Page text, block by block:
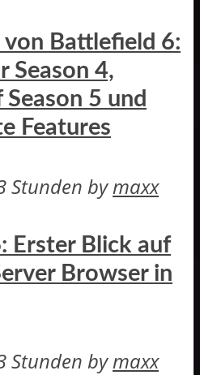
Battlefield 6:
Season 4,
5 und
Features
Stunden bymaxx
Erster Blick auf
Browser in
Stunden bymaxx